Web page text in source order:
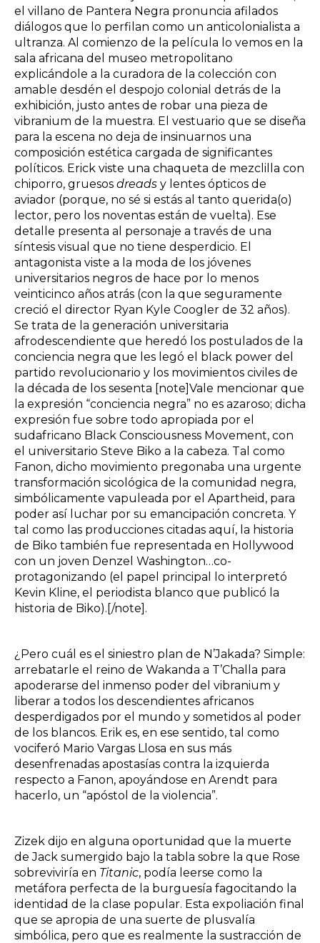
el villano de Pantera Negra pronuncia afilados
diálogos que lo perfilan como un anticolonialista a
ultranza. Al comienzo de la película lo vemos en la
sala africana del museo metropolitano
explicándole a la curadora de la colección con
amable desdén el despojo colonial detrás de la
exhibición, justo antes de robar una pieza de
vibranium de la muestra. El vestuario que se diseña
para la escena no deja de insinuarnos una
composición estética cargada de significantes
políticos. Erick viste una chaqueta de mezclilla con
chiporro, gruesos dreads y lentes ópticos de
aviador (porque, no sé si estás al tanto querida(o)
lector, pero los noventas están de vuelta). Ese
detalle presenta al personaje a través de una
síntesis visual que no tiene desperdicio. El
antagonista viste a la moda de los jóvenes
universitarios negros de hace por lo menos
veinticinco años atrás (con la que seguramente
creció el director Ryan Kyle Coogler de 32 años).
Se trata de la generación universitaria
afrodescendiente que heredó los postulados de la
conciencia negra que les legó el black power del
partido revolucionario y los movimientos civiles de
la década de los sesenta [note]Vale mencionar que
la expresión “conciencia negra” no es azaroso; dicha
expresión fue sobre todo apropiada por el
sudafricano Black Consciousness Movement, con
el universitario Steve Biko a la cabeza. Tal como
Fanon, dicho movimiento pregonaba una urgente
transformación sicológica de la comunidad negra,
simbólicamente vapuleada por el Apartheid, para
poder así luchar por su emancipación concreta. Y
tal como las producciones citadas aquí, la historia
de Biko también fue representada en Hollywood
con un joven Denzel Washington…co-
protagonizando (el papel principal lo interpretó
Kevin Kline, el periodista blanco que publicó la
historia de Biko).[/note].
¿Pero cuál es el siniestro plan de N’Jakada? Simple:
arrebatarle el reino de Wakanda a T’Challa para
apoderarse del inmenso poder del vibranium y
liberar a todos los descendientes africanos
desperdigados por el mundo y sometidos al poder
de los blancos. Erik es, en ese sentido, tal como
vociferó Mario Vargas Llosa en sus más
desenfrenadas apostasías contra la izquierda
respecto a Fanon, apoyándose en Arendt para
hacerlo, un “apóstol de la violencia”.
Zizek dijo en alguna oportunidad que la muerte
de Jack sumergido bajo la tabla sobre la que Rose
sobreviviría en Titanic, podía leerse como la
metáfora perfecta de la burguesía fagocitando la
identidad de la clase popular. Esta expoliación final
que se apropia de una suerte de plusvalía
simbólica, pero que es realmente la sustracción de